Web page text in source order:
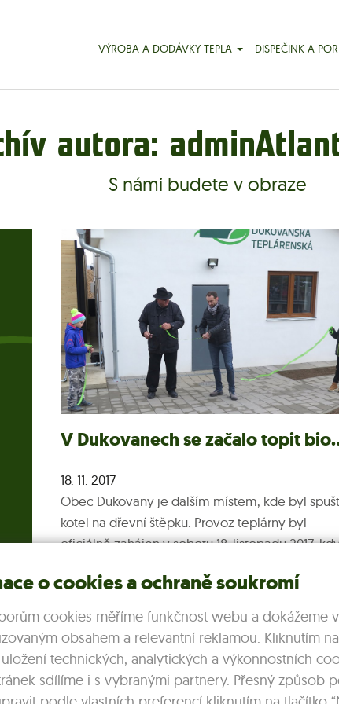
VÝROBA A DODÁVKY TEPLA DISPEČINK A
autora:
S námi budete v obraze
V
18. 11. 2017
Obec Dukovany je dalším místem, kde byl
kotel na dřevní štěpku. Provoz teplárny byl
oficiálně zahájen v sobotu 18. listopadu 2017,
hody a tradiční akce Košt...
Více >
Dotační
o cookies a ochraně soukromí
cookies měříme funkčnost webu a dokážeme
obsahem a relevantní reklamou. Kliknutím na
technických, analytických a výkonnostních
sdílíme i s vybranými partnery. Přesný způsob